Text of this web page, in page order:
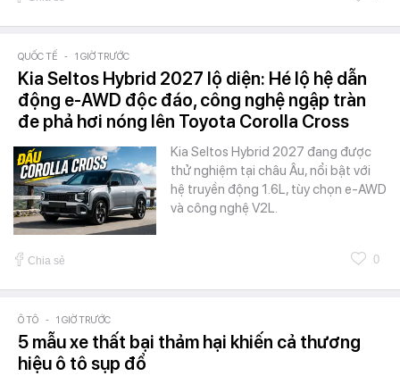
QUỐC TẾ - 1 GIỜ TRƯỚC
Kia Seltos Hybrid 2027 lộ diện: Hé lộ hệ dẫn
động e-AWD độc đáo, công nghệ ngập tràn
đe phả hơi nóng lên Toyota Corolla Cross
Kia Seltos Hybrid 2027 đang được
thử nghiệm tại châu Âu, nổi bật với
hệ truyền động 1.6L, tùy chọn e-AWD
và công nghệ V2L.
Chia sẻ 0
Ô TÔ - 1 GIỜ TRƯỚC
5 mẫu xe thất bại thảm hại khiến cả thương
hiệu ô tô sụp đổ